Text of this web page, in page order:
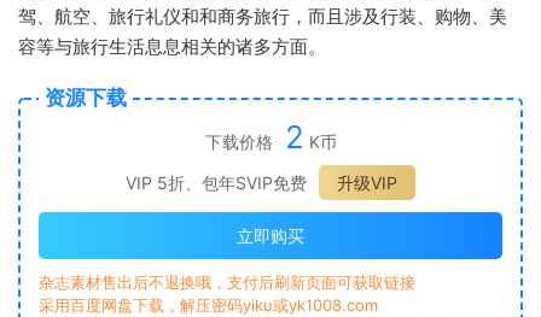
驾、航空、旅行礼仪和和商务旅行，而且涉及行装、购物、美
容等与旅行生活息息相关的诸多方面。
资源下载
下载价格 2 K币
VIP 5折、包年SVIP免费
升级VIP
立即购买
杂志素材售出后不退换哦，支付后刷新页面可获取链接
采用百度网盘下载，解压密码yiku或yk1008.com